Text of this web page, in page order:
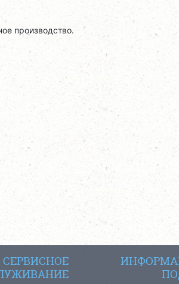
производство.
СЕРВИСНОЕ